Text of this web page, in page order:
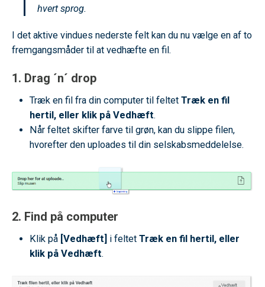
hvert sprog.
I det aktive vindues nederste felt kan du nu vælge en af to
fremgangsmåder til at vedhæfte en fil.
1. Drag ´n´ drop
Træk en fil fra din computer til feltet Træk en fil
hertil, eller klik på Vedhæft.
Når feltet skifter farve til grøn, kan du slippe filen,
hvorefter den uploades til din selskabsmeddelelse.
2. Find på computer
Klik på [Vedhæft] i feltet Træk en fil hertil, eller
klik på Vedhæft.